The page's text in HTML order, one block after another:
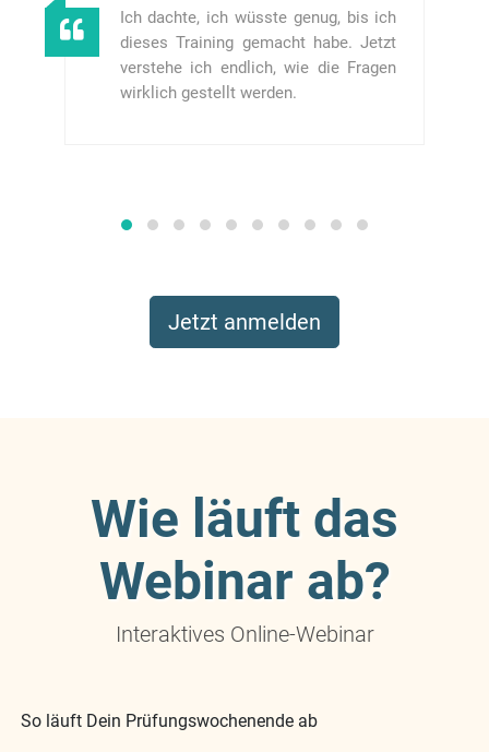
Ich dachte, ich wüsste genug, bis ich
dieses Training gemacht habe. Jetzt
verstehe ich endlich, wie die Fragen
wirklich gestellt werden.
Jetzt anmelden
Wie läuft das
Webinar ab?
Interaktives Online-Webinar
So läuft Dein Prüfungswochenende ab